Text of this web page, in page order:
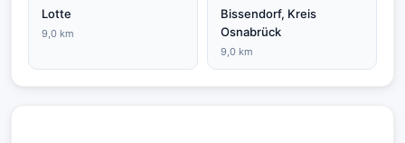
Lotte
9,0 km
Bissendorf, Kreis
Osnabrück
9,0 km